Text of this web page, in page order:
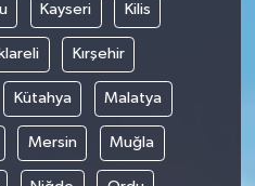
Kayseri Kilis
Kırşehir
Kütahya Malatya
Mersin Muğla